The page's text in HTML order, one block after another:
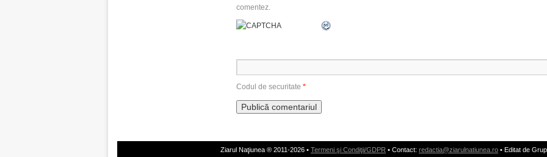
comentez.
Codul de securitate *
Ziarul Naţiunea ® 2011-2026 • Termeni şi Condiţii/GDPR • Contact: redactia@ziarulnatiunea.ro • Editat de